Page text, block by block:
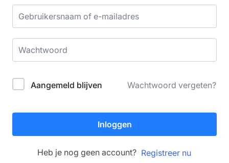
Aangemeld blijven Wachtwoord vergeten?
Inloggen
Heb je nog geen account? Registreer nu